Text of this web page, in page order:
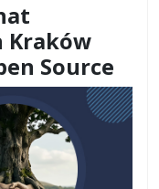
Kraków
Source